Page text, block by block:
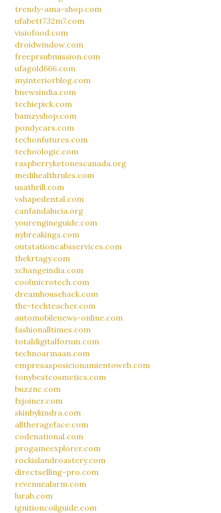
trendy-ama-shop.com
ufabett732m7.com
visiofood.com
droidwindow.com
freeprsubmission.com
ufagold666.com
myinteriorblog.com
bnewsindia.com
techiepick.com
bamzyshop.com
pondycars.com
techonfutures.com
techoologic.com
raspberryketonescanada.org
medihealthrules.com
usathrill.com
vshapedental.com
canfandalucia.org
yourengineguide.com
nybreakings.com
outstationcabsservices.com
thekrtagy.com
xchangeindia.com
coolmicrotech.com
dreamhousehack.com
the-techteacher.com
automobilenews-online.com
fashionalltimes.com
totaldigitalforum.com
technoarmaan.com
empresasposicionamientoweb.com
tonybestcosmetics.com
buzznc.com
fxjoiner.com
skinbykindra.com
alltherageface.com
codenational.com
progameexplorer.com
rockislandroastery.com
directselling-pro.com
revenuealarm.com
lurab.com
ignitioncoilguide.com